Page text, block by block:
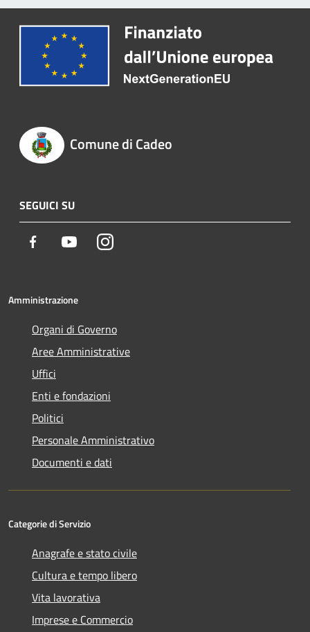
Comune di Cadeo
SEGUICI SU
Facebook YoutubeInstagram
Amministrazione
Organi di Governo
Aree Amministrative
Uffici
Enti e fondazioni
Politici
Personale Amministrativo
Documenti e dati
Categorie di Servizio
Anagrafe e stato civile
Cultura e tempo libero
Vita lavorativa
Imprese e Commercio